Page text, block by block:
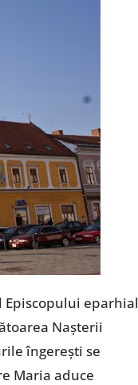
eparhial
Naşterii
îngereşti se
Maria aduce